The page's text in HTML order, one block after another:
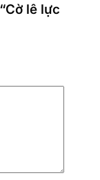
lê lực